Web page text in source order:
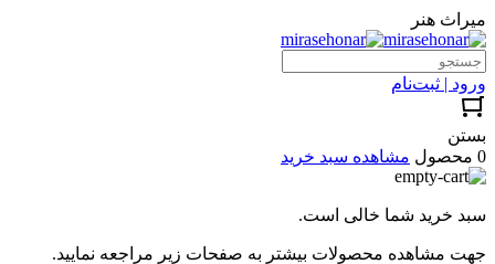
میراث هنر
ورود | ثبت‌نام
بستن
0 محصول
مشاهده سبد خرید
سبد خرید شما خالی است.
جهت مشاهده محصولات بیشتر به صفحات زیر مراجعه نمایید.